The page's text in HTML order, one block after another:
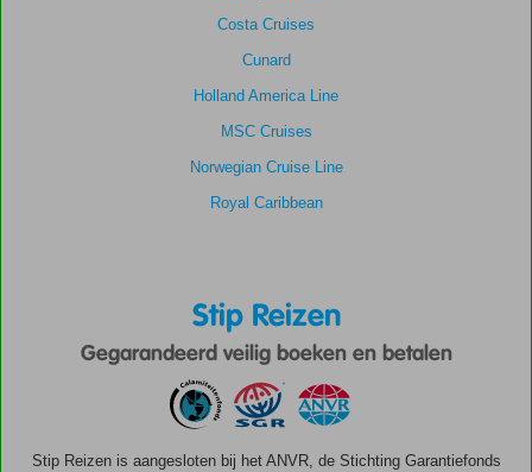
Costa Cruises
Cunard
Holland America Line
MSC Cruises
Norwegian Cruise Line
Royal Caribbean
Stip Reizen
Gegarandeerd veilig boeken en betalen
Stip Reizen is aangesloten bij het ANVR, de Stichting Garantiefonds